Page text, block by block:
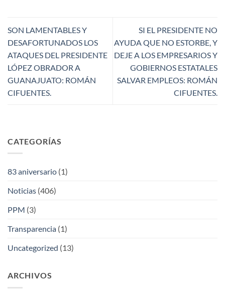
SON LAMENTABLES Y
DESAFORTUNADOS LOS
ATAQUES DEL PRESIDENTE
LÓPEZ OBRADOR A
GUANAJUATO: ROMÁN
CIFUENTES.
SI EL PRESIDENTE NO
AYUDA QUE NO ESTORBE, Y
DEJE A LOS EMPRESARIOS Y
GOBIERNOS ESTATALES
SALVAR EMPLEOS: ROMÁN
CIFUENTES.
CATEGORÍAS
83 aniversario (1)
Noticias (406)
PPM (3)
Transparencia (1)
Uncategorized (13)
ARCHIVOS